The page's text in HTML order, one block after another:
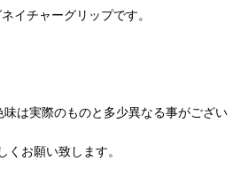
イチャーグリップです。
は実際のものと多少異なる事がござい
お願い致します。